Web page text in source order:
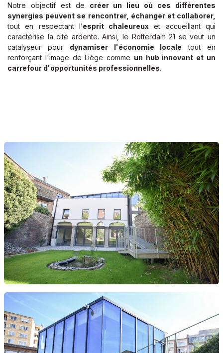
Notre objectif est de créer un lieu où ces différentes
synergies peuvent se rencontrer, échanger et collaborer,
tout en respectant l’esprit chaleureux et accueillant qui
caractérise la cité ardente. Ainsi, le Rotterdam 21 se veut un
catalyseur pour dynamiser l'économie locale tout en
renforçant l'image de Liège comme un hub innovant et un
carrefour d'opportunités professionnelles.